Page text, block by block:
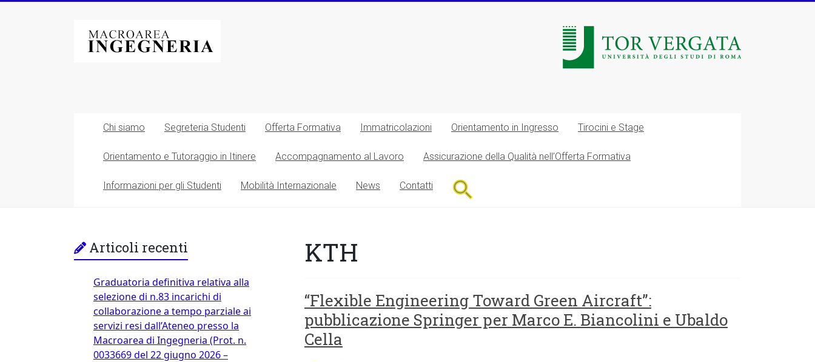
Macroarea
di
Università
degli
Studi
Tor
Vergata
Chi siamo Segreteria Studenti Offerta Formativa Immatricolazioni Orientamento in Ingresso Tirocini e Stage
Orientamento e Tutoraggio in Itinere Accompagnamento al Lavoro Assicurazione della Qualità nell’Offerta Formativa
Informazioni per gli Studenti Mobilità Internazionale News Contatti
KTH
“Flexible Engineering Toward Green Aircraft”:
pubblicazione Springer per Marco E. Biancolini e Ubaldo
Cella
Articoli recenti
Graduatoria definitiva relativa alla
selezione di n.83 incarichi di
collaborazione a tempo parziale ai
servizi resi dall’Ateneo presso la
Macroarea di Ingegneria (Prot. n.
0033669 del 22 giugno 2026 –